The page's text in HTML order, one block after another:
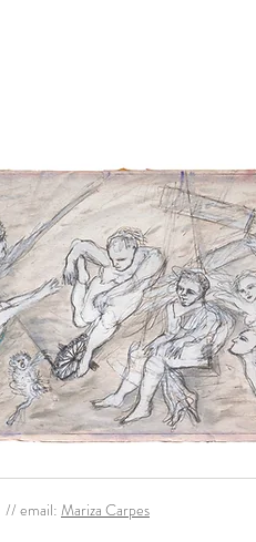
// email: Mariza Carpes